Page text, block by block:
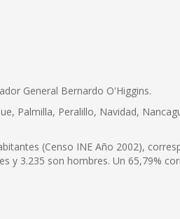
General Bernardo O'Higgins.
Palmilla, Peralillo, Navidad,
(Censo INE Año 2002),
3.235 son hombres. Un 65,79%